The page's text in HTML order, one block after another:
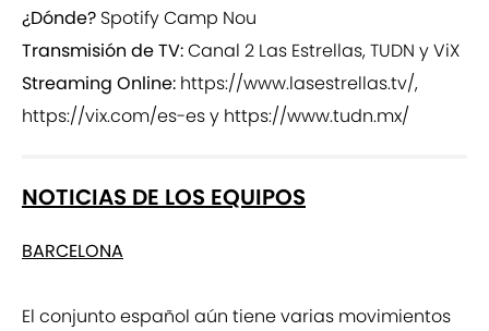
¿Dónde? Spotify Camp Nou
Transmisión de TV:Canal 2 Las Estrellas, TUDN y ViX
Streaming Online: https://www.lasestrellas.tv/,
https://vix.com/es-es y https://www.tudn.mx/
NOTICIAS DE LOS EQUIPOS
BARCELONA
El conjunto español aún tiene varias movimientos